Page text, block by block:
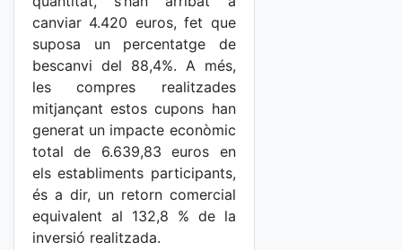
canviar 4.420 euros, fet que
suposa un percentatge de
bescanvi del 88,4%. A més,
les compres realitzades
mitjançant estos cupons han
generat un impacte econòmic
total de 6.639,83 euros en
els establiments participants,
és a dir, un retorn comercial
equivalent al 132,8 % de la
inversió realitzada.